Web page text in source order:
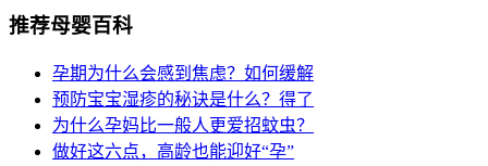
推荐母婴百科
孕期为什么会感到焦虑？如何缓解
预防宝宝湿疹的秘诀是什么？得了
为什么孕妈比一般人更爱招蚊虫？
做好这六点，高龄也能迎好“孕”